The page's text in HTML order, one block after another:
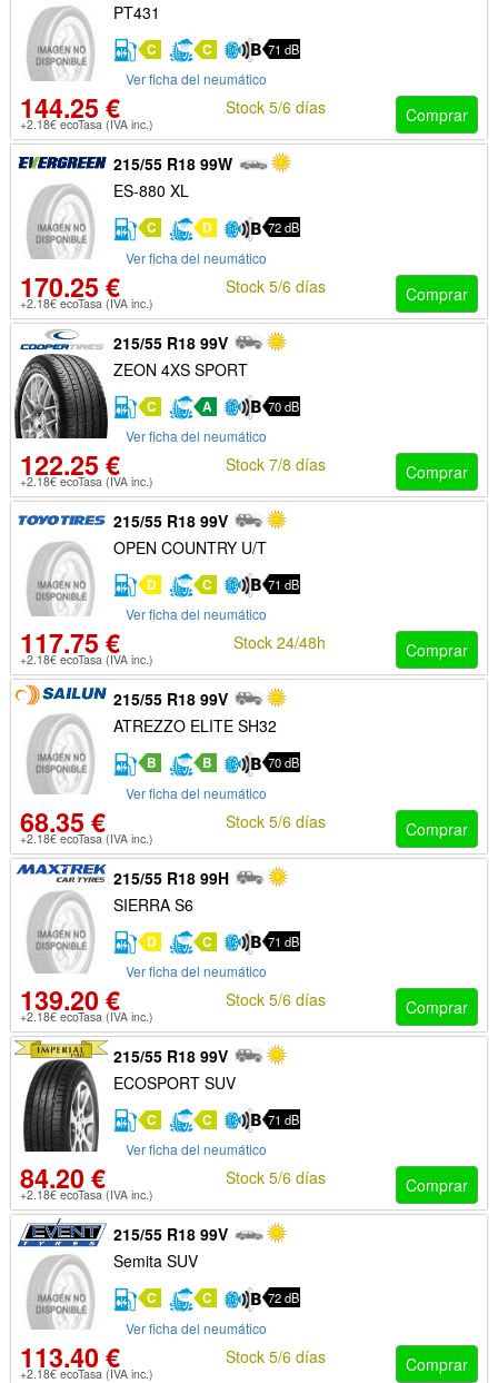
PT431
C C 71 dB
Ver ficha del neumático
144.25 €
+2.18€ ecoTasa (IVA inc.) Comprar
Stock 5/6 días
215/55 R18 99W
ES-880 XL
C D 72 dB
Ver ficha del neumático
170.25 €
+2.18€ ecoTasa (IVA inc.) Comprar
Stock 5/6 días
215/55 R18 99V
ZEON 4XS SPORT
C A 70 dB
Ver ficha del neumático
122.25 €
+2.18€ ecoTasa (IVA inc.) Comprar
Stock 7/8 días
215/55 R18 99V
OPEN COUNTRY U/T
D C 71 dB
Ver ficha del neumático
117.75 €
+2.18€ ecoTasa (IVA inc.) Comprar
Stock 24/48h
215/55 R18 99V
ATREZZO ELITE SH32
B B 70 dB
Ver ficha del neumático
68.35 €
+2.18€ ecoTasa (IVA inc.) Comprar
Stock 5/6 días
215/55 R18 99H
SIERRA S6
D C 71 dB
Ver ficha del neumático
139.20 €
+2.18€ ecoTasa (IVA inc.) Comprar
Stock 5/6 días
215/55 R18 99V
ECOSPORT SUV
C C 71 dB
Ver ficha del neumático
84.20 €
+2.18€ ecoTasa (IVA inc.) Comprar
Stock 5/6 días
215/55 R18 99V
Semita SUV
C C 72 dB
Ver ficha del neumático
113.40 €
+2.18€ ecoTasa (IVA inc.) Comprar
Stock 5/6 días